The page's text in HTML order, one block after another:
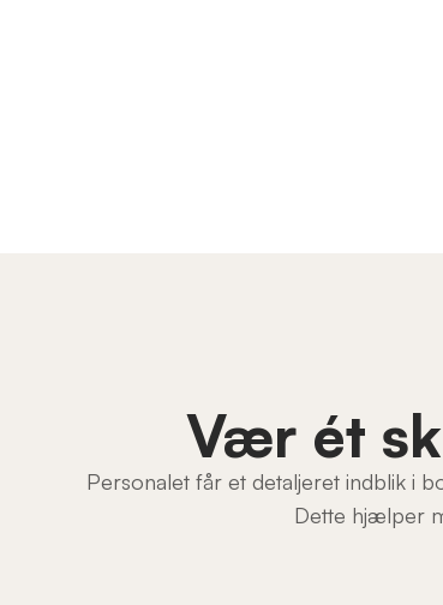
Vær ét
Personalet får et detaljeret indblik i
Dette hjælper